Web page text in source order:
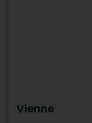
Vienne